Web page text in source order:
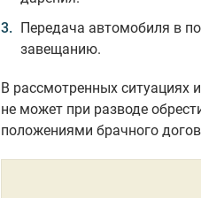
Передача автомобиля в
завещанию.
В рассмотренных ситуациях
не может при разводе
положениями брачного